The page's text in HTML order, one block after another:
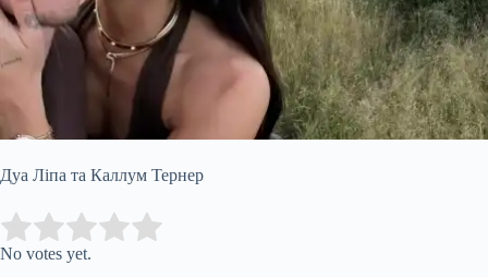
Дуа Ліпа та Каллум Тернер
Rate this item:
No votes yet.